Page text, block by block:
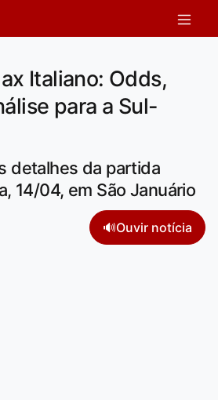
Italiano: Odds,
para a Sul-
detalhes da partida
14/04, em São Januário
🔊Ouvir notícia